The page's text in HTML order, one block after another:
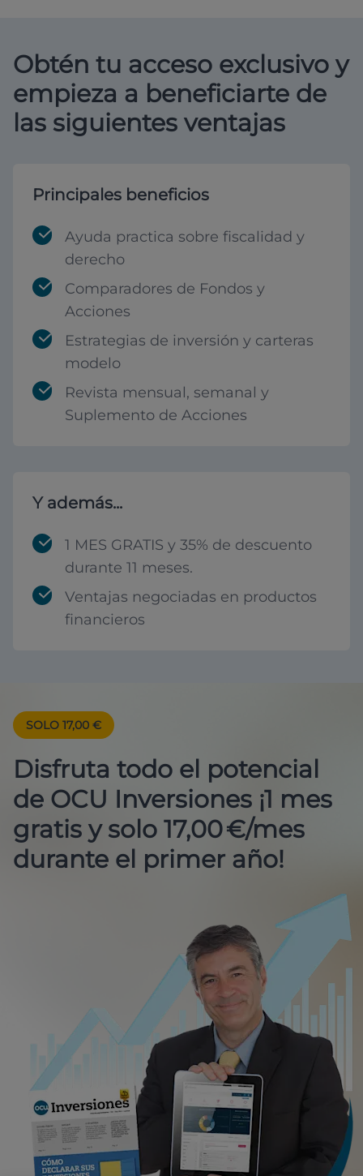
Obtén tu acceso exclusivo y
empieza a beneficiarte de
las siguientes ventajas
Principales beneficios
Ayuda practica sobre fiscalidad y
derecho
Comparadores de Fondos y
Acciones
Estrategias de inversión y carteras
modelo
Revista mensual, semanal y
Suplemento de Acciones
Y además...
1 MES GRATIS y 35% de descuento
durante 11 meses.
Ventajas negociadas en productos
financieros
SOLO 17,00 €
Disfruta todo el potencial
de OCU Inversiones ¡1 mes
gratis y solo 17,00 €/mes
durante el primer año!